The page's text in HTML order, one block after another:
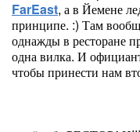
FarEast, а в Йемене
принципе. :) Там
однажды в ресторане
одна вилка. И
чтобы принести нам